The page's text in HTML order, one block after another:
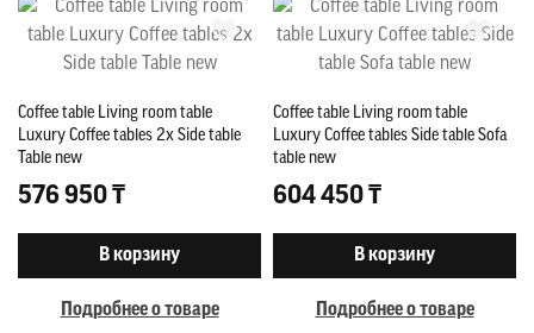
Coffee table Living room table
Luxury Coffee tables 2x Side table
Table new
576 950 ₸
В корзину
Подробнее о товаре
Coffee table Living room table
Luxury Coffee tables Side table Sofa
table new
604 450 ₸
В корзину
Подробнее о товаре